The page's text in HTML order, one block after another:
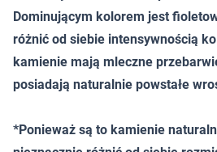
Dominującym kolorem jest
różnić od siebie intensywnością
kamienie mają mleczne
posiadają naturalnie powstałe
*Ponieważ są to kamienie